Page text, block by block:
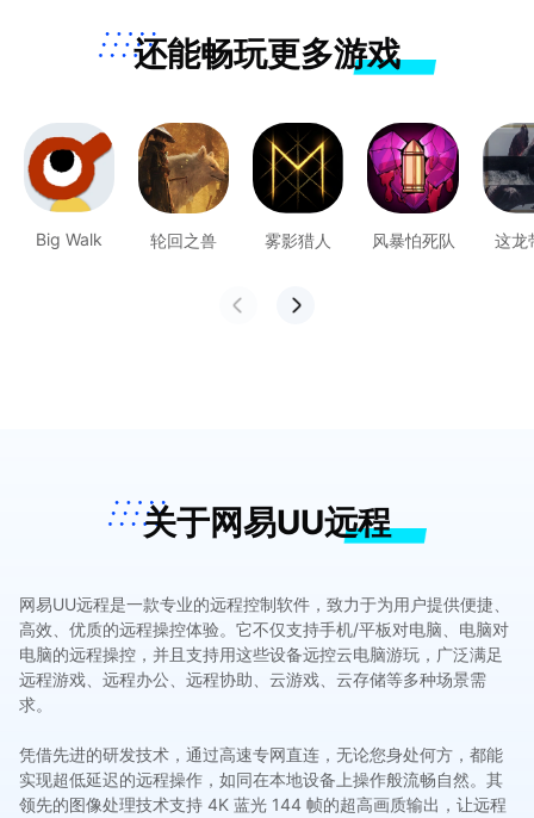
还能畅玩更多游戏
Big Walk 轮回之兽 雾影猎人 风暴怕死队 这龙
关于网易UU远程
网易UU远程是一款专业的远程控制软件，致力于为用户提供便捷、
高效、优质的远程操控体验。它不仅支持手机/平板对电脑、电脑对
电脑的远程操控，并且支持用这些设备远控云电脑游玩，广泛满足
远程游戏、远程办公、远程协助、云游戏、云存储等多种场景需
求。
凭借先进的研发技术，通过高速专网直连，无论您身处何方，都能
实现超低延迟的远程操作，如同在本地设备上操作般流畅自然。其
领先的图像处理技术支持 4K 蓝光 144 帧的超高画质输出，让远程